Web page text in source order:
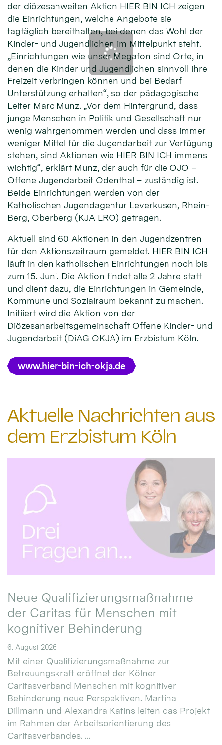
der diözesanweiten Aktion HIER BIN ICH zeigen
die Einrichtungen, welche Angebote sie
tagtäglich bereithalten, bei denen das Wohl der
Kinder- und Jugendlichen im Mittelpunkt steht.
„Einrichtungen wie unser Megafon sind Orte, in
denen die Kinder und Jugendlichen sinnvoll ihre
Freizeit verbringen können und bei Bedarf
Unterstützung erhalten“, so der pädagogische
Leiter Marc Munz. „Vor dem Hintergrund, dass
junge Menschen in Politik und Gesellschaft nur
wenig wahrgenommen werden und dass immer
weniger Mittel für die Jugendarbeit zur Verfügung
stehen, sind Aktionen wie HIER BIN ICH immens
wichtig“, erklärt Munz, der auch für die OJO –
Offene Jugendarbeit Odenthal – zuständig ist.
Beide Einrichtungen werden von der
Katholischen Jugendagentur Leverkusen, Rhein-
Berg, Oberberg (KJA LRO) getragen.
Aktuell sind 60 Aktionen in den Jugendzentren
für den Aktionszeitraum gemeldet. HIER BIN ICH
läuft in den katholischen Einrichtungen noch bis
zum 15. Juni. Die Aktion findet alle 2 Jahre statt
und dient dazu, die Einrichtungen in Gemeinde,
Kommune und Sozialraum bekannt zu machen.
Initiiert wird die Aktion von der
Diözesanarbeitsgemeinschaft Offene Kinder- und
Jugendarbeit (DiAG OKJA) im Erzbistum Köln.
www.hier-bin-ich-okja.de
Aktuelle Nachrichten aus
dem Erzbistum Köln
Neue Qualifizierungsmaßnahme
der Caritas für Menschen mit
kognitiver Behinderung
6. August 2026
Mit einer Qualifizierungsmaßnahme zur
Betreuungskraft eröffnet der Kölner
Caritasverband Menschen mit kognitiver
Behinderung neue Perspektiven. Martina
Dillmann und Alexandra Katins leiten das Projekt
im Rahmen der Arbeitsorientierung des
Caritasverbandes. ...